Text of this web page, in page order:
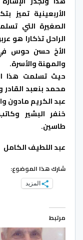
الأربعينية تميز
الصغيرة التي
الراحل تذكارا هو
الأخ حسن حوس في
والمهنة والأسرة.
حيث تسلمت هذا
محمد بنعبد
عبد الكريم مادون
خنفر البشير
طاسين.
عبد اللطيف الكامل
شارك هذا الموضوع:
المزيد
مرتبط